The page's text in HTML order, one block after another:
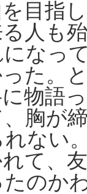
目指
人も
なっ
た。
物語
、胸が
ない
て、
のか